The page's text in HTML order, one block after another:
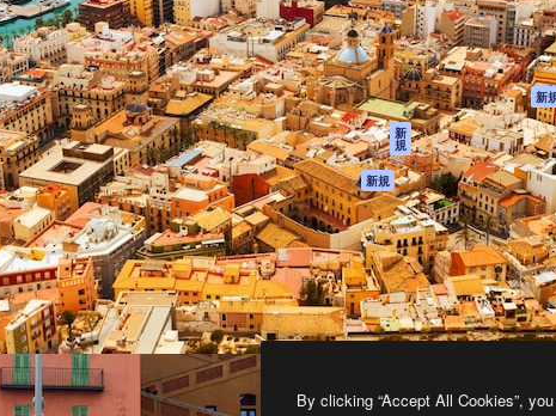
AI 動画生成ツール
AI 音声合成ツール
ストックコンテン
ツ
Claude/ChatGPT
向けMCP
新
規
エージェント 新規
API
モバイルアプリ
すべてのMagnificツ
ール
利用規約
プライバシー
シー
オリジナル 新
クッキーポリ
トラストセン
アフィリエイ
法人向け
2010-2026Freepik Company S.L.U.無断複写・転載を禁じます
By clicking “Accept All Cookies”,